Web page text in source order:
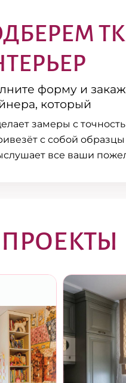
форму и
который
замеры с
с собой образцы
все ваши
ПРОЕКТЫ